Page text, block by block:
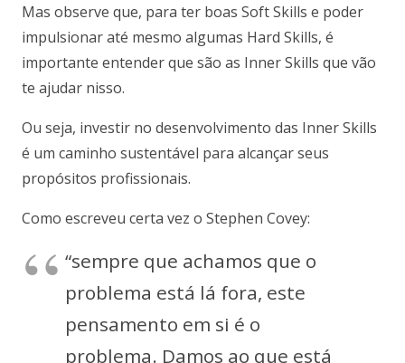
Mas observe que, para ter boas Soft Skills e poder
impulsionar até mesmo algumas Hard Skills, é
importante entender que são as Inner Skills que vão
te ajudar nisso.
Ou seja, investir no desenvolvimento das Inner Skills
é um caminho sustentável para alcançar seus
propósitos profissionais.
Como escreveu certa vez o Stephen Covey:
“sempre que achamos que o
problema está lá fora, este
pensamento em si é o
problema. Damos ao que está